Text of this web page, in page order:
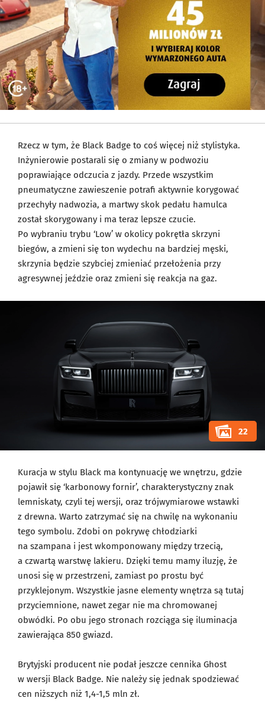
Rzecz w tym, że Black Badge to coś więcej niż stylistyka.
Inżynierowie postarali się o zmiany w podwoziu
poprawiające odczucia z jazdy. Przede wszystkim
pneumatyczne zawieszenie potrafi aktywnie korygować
przechyły nadwozia, a martwy skok pedału hamulca
został skorygowany i ma teraz lepsze czucie.
Po wybraniu trybu ‘Low’ w okolicy pokrętła skrzyni
biegów, a zmieni się ton wydechu na bardziej męski,
skrzynia będzie szybciej zmieniać przełożenia przy
agresywnej jeździe oraz zmieni się reakcja na gaz.
22
Kuracja w stylu Black ma kontynuację we wnętrzu, gdzie
pojawił się ‘karbonowy fornir’, charakterystyczny znak
lemniskaty, czyli tej wersji, oraz trójwymiarowe wstawki
z drewna. Warto zatrzymać się na chwilę na wykonaniu
tego symbolu. Zdobi on pokrywę chłodziarki
na szampana i jest wkomponowany między trzecią,
a czwartą warstwę lakieru. Dzięki temu mamy iluzję, że
unosi się w przestrzeni, zamiast po prostu być
przyklejonym. Wszystkie jasne elementy wnętrza są tutaj
przyciemnione, nawet zegar nie ma chromowanej
obwódki. Po obu jego stronach rozciąga się iluminacja
zawierająca 850 gwiazd.
Brytyjski producent nie podał jeszcze cennika Ghost
w wersji Black Badge. Nie należy się jednak spodziewać
cen niższych niż 1,4-1,5 mln zł.